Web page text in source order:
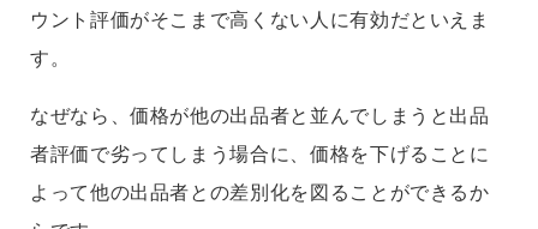
ウント評価がそこまで高くない人に有効だといえま
す。
なぜなら、価格が他の出品者と並んでしまうと出品
者評価で劣ってしまう場合に、価格を下げることに
よって他の出品者との差別化を図ることができるか